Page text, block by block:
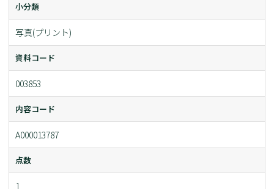
小分類
写真(プリント)
資料コード
003853
内容コード
A000013787
点数
1